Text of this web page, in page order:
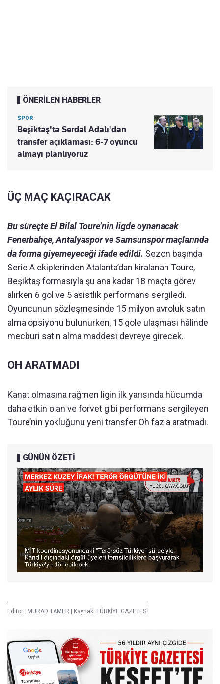
ÖNERİLEN HABERLER
SPOR
Beşiktaş'ta Serdal Adalı'dan
transfer açıklaması: 6-7 oyuncu
almayı planlıyoruz
ÜÇ MAÇ KAÇIRACAK
Bu süreçte El Bilal Toure’nin ligde oynanacak
Fenerbahçe, Antalyaspor ve Samsunspor maçlarında
da forma giyemeyeceği ifade edildi. Sezon başında
Serie A ekiplerinden Atalanta’dan kiralanan Toure,
Beşiktaş formasıyla şu ana kadar 18 maçta görev
alırken 6 gol ve 5 asistlik performans sergiledi.
Oyuncunun sözleşmesinde 15 milyon avroluk satın
alma opsiyonu bulunurken, 15 gole ulaşması hâlinde
mecburi satın alma maddesi devreye girecek.
OH ARATMADI
Kanat olmasına rağmen ligin ilk yarısında hücumda
daha etkin olan ve forvet gibi performans sergileyen
Toure’nin yokluğunu yeni transfer Oh fazla aratmadı.
GÜNÜN ÖZETİ
Editör : MURAD TAMER | Kaynak: TÜRKİYE GAZETESİ